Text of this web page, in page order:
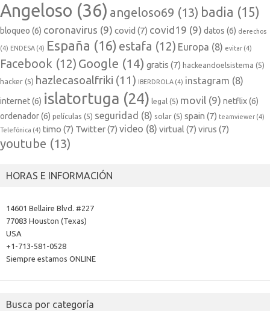
Angeloso (36) angeloso69 (13) badia (15)
bloqueo (6) coronavirus (9) covid (7) covid19 (9) datos (6) derechos
(4) ENDESA (4) España (16) estafa (12) Europa (8) evitar (4)
Facebook (12) Google (14) gratis (7) hackeandoelsistema (5)
hacker (5) hazlecasoalfriki (11) IBERDROLA (4) instagram (8)
internet(6) islatortuga (24) legal (5) movil (9) netflix(6)
ordenador(6) películas (5) seguridad (8) solar (5) spain (7) teamviewer (4)
Telefónica (4) timo (7) Twitter(7) video (8) virtual (7) virus (7)
youtube (13)
HORAS E INFORMACIÓN
14601 Bellaire Blvd. #227
77083 Houston (Texas)
USA
+1-713-581-0528
Siempre estamos ONLINE
Busca por categoría